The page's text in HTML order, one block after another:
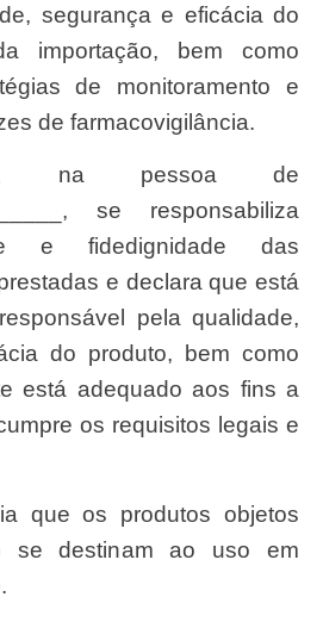
segurança e eficácia do
importação, bem como
de monitoramento e
de farmacovigilância.
se responsabiliza
e fidedignidade das
e declara que está
pela qualidade,
do produto, bem como
está adequado aos fins a
os requisitos legais e
se destinam ao uso em